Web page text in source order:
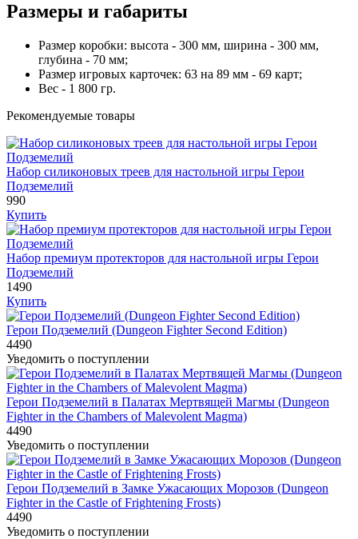
Размеры и габариты
Размер коробки: высота - 300 мм, ширина - 300 мм,
глубина - 70 мм;
Размер игровых карточек: 63 на 89 мм - 69 карт;
Вес - 1 800 гр.
Рекомендуемые товары
Набор силиконовых треев для настольной игры Герои
Подземелий
990
Купить
Набор премиум протекторов для настольной игры Герои
Подземелий
1490
Купить
Герои Подземелий (Dungeon Fighter Second Edition)
4490
Уведомить о поступлении
Герои Подземелий в Палатах Мертвящей Магмы (Dungeon
Fighter in the Chambers of Malevolent Magma)
4490
Уведомить о поступлении
Герои Подземелий в Замке Ужасающих Морозов (Dungeon
Fighter in the Castle of Frightening Frosts)
4490
Уведомить о поступлении